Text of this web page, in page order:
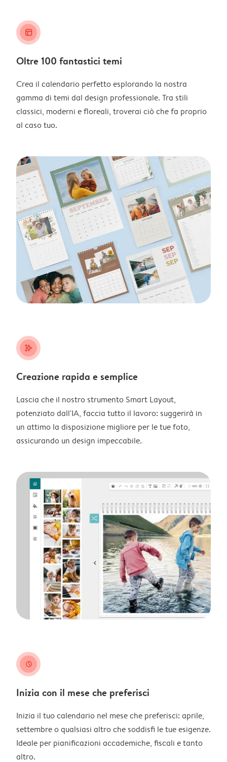
layout_alt
Oltre 100 fantastici temi
Crea il calendario perfetto esplorando la nostra
gamma di temi dal design professionale. Tra stili
classici, moderni e floreali, troverai ciò che fa proprio
al caso tuo.
stars_plus
Creazione rapida e semplice
Lascia che il nostro strumento Smart Layout,
potenziato dall'IA, faccia tutto il lavoro: suggerirà in
un attimo la disposizione migliore per le tue foto,
assicurando un design impeccabile.
clock
Inizia con il mese che preferisci
Inizia il tuo calendario nel mese che preferisci: aprile,
settembre o qualsiasi altro che soddisfi le tue esigenze.
Ideale per pianificazioni accademiche, fiscali e tanto
altro.